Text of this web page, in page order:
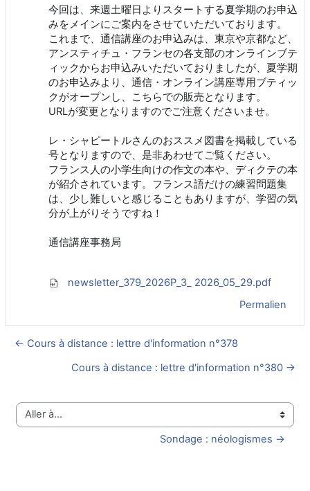
今回は、来週土曜日よりスタートする夏学期のお申込
みをメインにご案内をさせていただいております。
これまで、通信講座のお申込みは、東京や京都など、
アンスティチュ・フランセの各支部のオンラインブテ
ィックからお申込みいただいておりましたが、夏学期
のお申込みより、通信・オンライン講座専用ブティッ
クがオープンし、こちらでの販売となります。
URLが変更となりますのでご注意くださいませ。
レ・シャピートルさんのおススメ図書を掲載している
号となりますので、是非あわせてご覧ください。
フランス人の小学生向けの作文の本や、ディクテの本
が紹介されています。フランス語だけの練習問題集
は、少し難しいと感じることもありますが、学習の気
分が上がりそうですね！
通信講座事務局
newsletter_379_2026P_3_ 2026_05_29.pdf
Permalien
← Cours à distance : lettre d'information n°378
Cours à distance : lettre d'information n°380 →
Aller à…
Sondage : néologismes →